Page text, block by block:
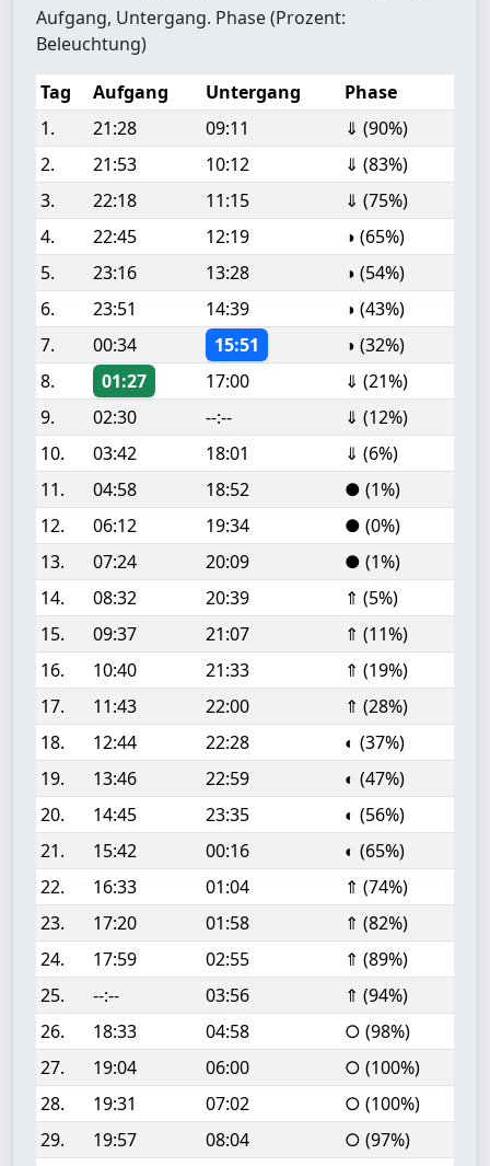
Aufgang, Untergang. Phase (Prozent:
Beleuchtung)
Tag
Aufgang Untergang
Phase
1.
21:28 09:11
⇓ (90%)
2.
21:53 10:12
⇓ (83%)
3.
22:18 11:15
⇓ (75%)
4.
22:45 12:19
◑ (65%)
5.
23:16 13:28
◑ (54%)
6.
23:51 14:39
◑ (43%)
7.
00:34 15:51
◑ (32%)
8.
01:27 17:00
⇓ (21%)
9.
02:30 --:--
⇓ (12%)
10.
03:42 18:01
⇓ (6%)
11.
04:58 18:52
● (1%)
12.
06:12 19:34
● (0%)
13.
07:24 20:09
● (1%)
14.
08:32 20:39
⇑ (5%)
15.
09:37 21:07
⇑ (11%)
16.
10:40 21:33
⇑ (19%)
17.
11:43 22:00
⇑ (28%)
18.
12:44 22:28
◐ (37%)
19.
13:46 22:59
◐ (47%)
20.
14:45 23:35
◐ (56%)
21.
15:42 00:16
◐ (65%)
22.
16:33 01:04
⇑ (74%)
23.
17:20 01:58
⇑ (82%)
24.
17:59 02:55
⇑ (89%)
25.
--:-- 03:56
⇑ (94%)
26.
18:33 04:58
○ (98%)
27.
19:04 06:00
○ (100%)
28.
19:31 07:02
○ (100%)
29.
19:57 08:04
○ (97%)